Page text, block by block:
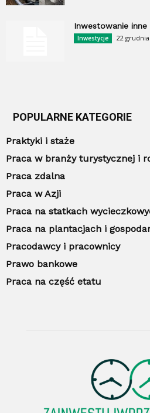
Inwestowanie
Inwestycje 22 grudnia
POPULARNE KATEGORIE
Praktyki i staże
Praca w branży turystycznej i
Praca zdalna
Praca w Azji
Praca na statkach
Praca na plantacjach i
Pracodawcy i pracownicy
Prawo bankowe
Praca na część etatu